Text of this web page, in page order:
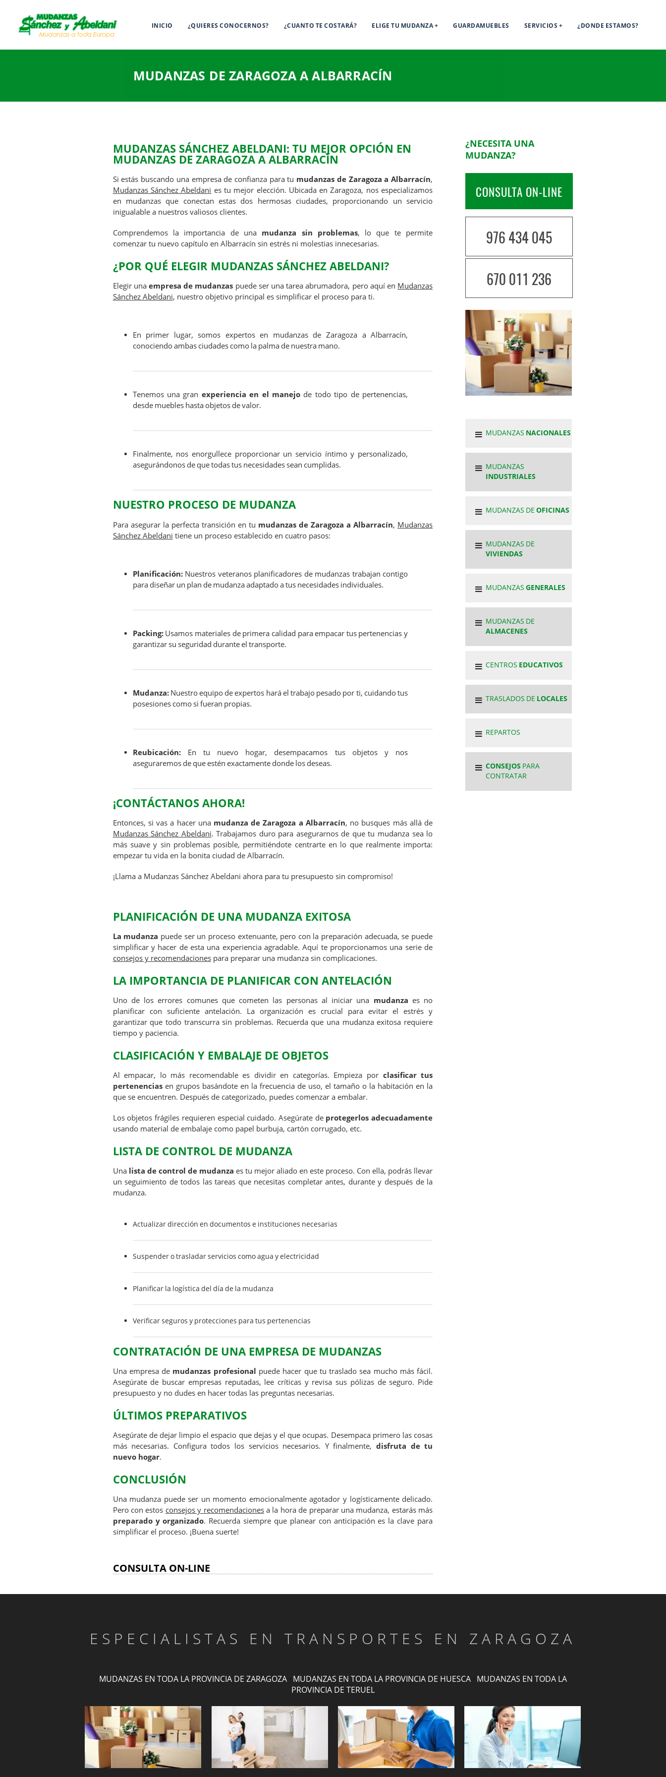
INICIO ¿QUIERES CONOCERNOS? ¿CUANTO TE COSTARÁ? ELIGE TU MUDANZA GUARDAMUEBLES SERVICIOS ¿DONDE ESTAMOS?
MUDANZAS DE ZARAGOZA A ALBARRACÍN
MUDANZAS SÁNCHEZ ABELDANI: TU MEJOR OPCIÓN EN
MUDANZAS DE ZARAGOZA A ALBARRACÍN
Si estás buscando una empresa de confianza para tu mudanzas de Zaragoza a Albarracín,
Mudanzas Sánchez Abeldani es tu mejor elección. Ubicada en Zaragoza, nos especializamos
en mudanzas que conectan estas dos hermosas ciudades, proporcionando un servicio
inigualable a nuestros valiosos clientes.
Comprendemos la importancia de una mudanza sin problemas, lo que te permite
comenzar tu nuevo capítulo en Albarracín sin estrés ni molestias innecesarias.
¿POR QUÉ ELEGIR MUDANZAS SÁNCHEZ ABELDANI?
Elegir unaempresa de mudanzas puede ser una tarea abrumadora, pero aquí en Mudanzas
Sánchez Abeldani, nuestro objetivo principal es simplificar el proceso para ti.
En primer lugar, somos expertos en mudanzas de Zaragoza a Albarracín,
conociendo ambas ciudades como la palma de nuestra mano.
Tenemos una gran experiencia en el manejo de todo tipo de pertenencias,
desde muebles hasta objetos de valor.
Finalmente, nos enorgullece proporcionar un servicio íntimo y personalizado,
asegurándonos de que todas tus necesidades sean cumplidas.
NUESTRO PROCESO DE MUDANZA
Para asegurar la perfecta transición en tu mudanzas de Zaragoza a Albarracín, Mudanzas
Sánchez Abeldani tiene un proceso establecido en cuatro pasos:
Planificación:Nuestros veteranos planificadores de mudanzas trabajan contigo
para diseñar un plan de mudanza adaptado a tus necesidades individuales.
Packing:Usamos materiales de primera calidad para empacar tus pertenencias y
garantizar su seguridad durante el transporte.
Mudanza:Nuestro equipo de expertos hará el trabajo pesado por ti, cuidando tus
posesiones como si fueran propias.
Reubicación:En tu nuevo hogar, desempacamos tus objetos y nos
aseguraremos de que estén exactamente donde los deseas.
¡CONTÁCTANOS AHORA!
Entonces, si vas a hacer una mudanza de Zaragoza a Albarracín, no busques más allá de
Mudanzas Sánchez Abeldani. Trabajamos duro para asegurarnos de que tu mudanza sea lo
más suave y sin problemas posible, permitiéndote centrarte en lo que realmente importa:
empezar tu vida en la bonita ciudad de Albarracín.
¡Llama a Mudanzas Sánchez Abeldani ahora para tu presupuesto sin compromiso!
PLANIFICACIÓN DE UNA MUDANZA EXITOSA
La mudanza puede ser un proceso extenuante, pero con la preparación adecuada, se puede
simplificar y hacer de esta una experiencia agradable. Aquí te proporcionamos una serie de
consejos y recomendacionespara preparar una mudanza sin complicaciones.
LA IMPORTANCIA DE PLANIFICAR CON ANTELACIÓN
Uno de los errores comunes que cometen las personas al iniciar una mudanza es no
planificar con suficiente antelación. La organización es crucial para evitar el estrés y
garantizar que todo transcurra sin problemas. Recuerda que una mudanza exitosa requiere
tiempo y paciencia.
CLASIFICACIÓN Y EMBALAJE DE OBJETOS
Al empacar, lo más recomendable es dividir en categorías. Empieza por clasificar tus
pertenenciasen grupos basándote en la frecuencia de uso, el tamaño o la habitación en la
que se encuentren. Después de categorizado, puedes comenzar a embalar.
Los objetos frágiles requieren especial cuidado. Asegúrate de protegerlos adecuadamente
usando material de embalaje como papel burbuja, cartón corrugado, etc.
LISTA DE CONTROL DE MUDANZA
Una lista de control de mudanza es tu mejor aliado en este proceso. Con ella, podrás llevar
un seguimiento de todos las tareas que necesitas completar antes, durante y después de la
mudanza.
Actualizar dirección en documentos e instituciones necesarias
Suspender o trasladar servicios como agua y electricidad
Planificar la logística del día de la mudanza
Verificar seguros y protecciones para tus pertenencias
CONTRATACIÓN DE UNA EMPRESA DE MUDANZAS
Una empresa de mudanzas profesional puede hacer que tu traslado sea mucho más fácil.
Asegúrate de buscar empresas reputadas, lee críticas y revisa sus pólizas de seguro. Pide
presupuesto y no dudes en hacer todas las preguntas necesarias.
ÚLTIMOS PREPARATIVOS
Asegúrate de dejar limpio el espacio que dejas y el que ocupas. Desempaca primero las cosas
más necesarias. Configura todos los servicios necesarios. Y finalmente, disfruta de tu
nuevo hogar.
CONCLUSIÓN
Una mudanza puede ser un momento emocionalmente agotador y logísticamente delicado.
Pero con estos consejos y recomendacionesa la hora de preparar una mudanza, estarás más
preparado y organizado. Recuerda siempre que planear con anticipación es la clave para
simplificar el proceso. ¡Buena suerte!
CONSULTA ON-LINE
¿NECESITA UNA
MUDANZA?
CONSULTA ON-LINE
976 434 045
670 011 236
MUDANZAS NACIONALES
MUDANZAS
INDUSTRIALES
MUDANZAS DE OFICINAS
MUDANZAS DE
VIVIENDAS
MUDANZAS GENERALES
MUDANZAS DE
ALMACENES
CENTROS EDUCATIVOS
TRASLADOS DE LOCALES
REPARTOS
CONSEJOS PARA
CONTRATAR
ESPECIALISTAS EN TRANSPORTES EN ZARAGOZA
MUDANZAS EN TODA LA PROVINCIA DE ZARAGOZA· MUDANZAS EN TODA LA PROVINCIA DE HUESCA· MUDANZAS EN TODA LA
PROVINCIA DE TERUEL